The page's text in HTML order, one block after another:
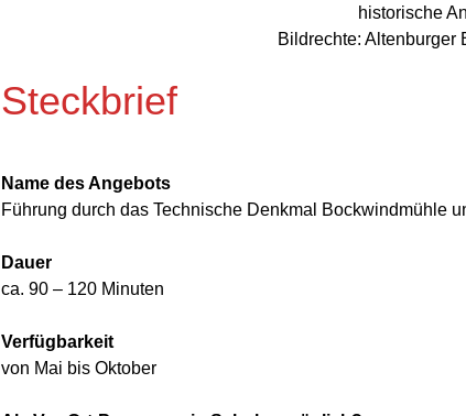
historische
Bildrechte: Altenburger
Steckbrief
Name des Angebots
Führung durch das Technische Denkmal Bockwindmühle
Dauer
ca. 90 – 120 Minuten
Verfügbarkeit
von Mai bis Oktober